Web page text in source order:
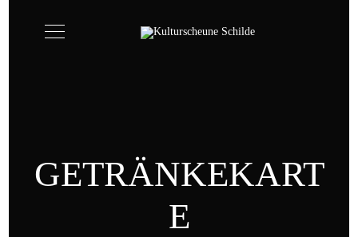
GETRÄNKEKART
E